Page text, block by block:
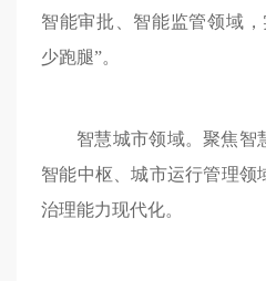
智能审批、智能监管领域
少跑腿”。
智慧城市领域。聚焦智
智能中枢、城市运行管理领
治理能力现代化。